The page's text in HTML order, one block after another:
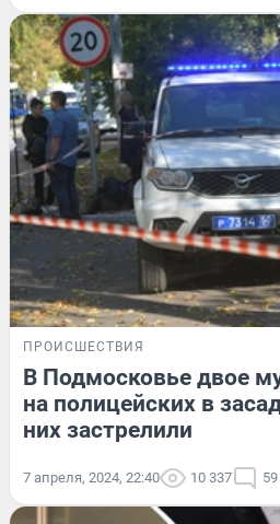
ПРОИСШЕСТВИЯ
В Подмосковье двое
на полицейских в
них застрелили
7 апреля, 2024, 22:40 10 337 59